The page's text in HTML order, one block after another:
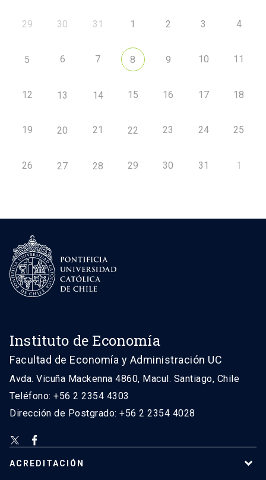
29 30 31 1 2 3 4
5 6 7 8 9 10 11
12 13 14 15 16 17 18
19 20 21 22 23 24 25
26 27 28 29 30 31 1
Instituto de Economía
Facultad de Economía y Administración UC
Avda. Vicuña Mackenna 4860, Macul. Santiago, Chile
Teléfono: +56 2 2354 4303
Dirección de Postgrado: +56 2 2354 4028
ACREDITACIÓN